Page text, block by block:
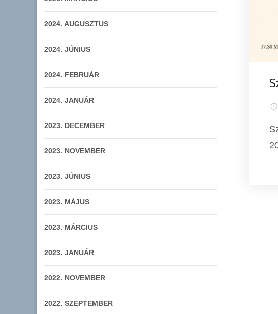
2024. AUGUSZTUS
2024. JÚNIUS
2024. FEBRUÁR
2024. JANUÁR
2023. DECEMBER
2023. NOVEMBER
2023. JÚNIUS
2023. MÁJUS
2023. MÁRCIUS
2023. JANUÁR
2022. NOVEMBER
2022. SZEPTEMBER